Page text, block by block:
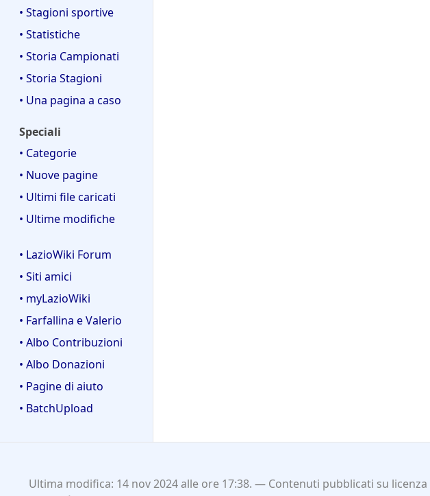
• Stagioni sportive
• Statistiche
• Storia Campionati
• Storia Stagioni
• Una pagina a caso
Speciali
• Categorie
• Nuove pagine
• Ultimi file caricati
• Ultime modifiche
• LazioWiki Forum
• Siti amici
• myLazioWiki
• Farfallina e Valerio
• Albo Contribuzioni
• Albo Donazioni
• Pagine di aiuto
• BatchUpload
Ultima modifica: 14 nov 2024 alle ore 17:38. Contenuti pubblicati su licenza